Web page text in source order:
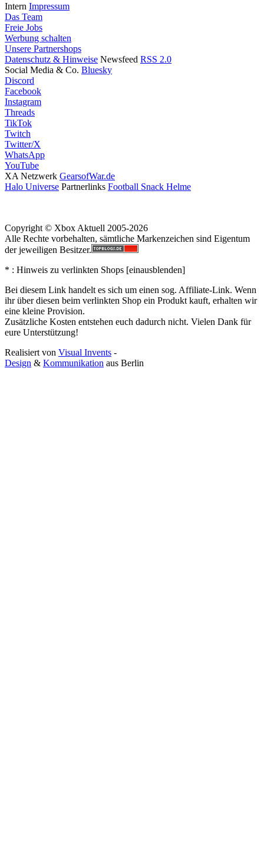
Intern Impressum
Das Team
Freie Jobs
Werbung schalten
Unsere Partnershops
Datenschutz & Hinweise Newsfeed RSS 2.0
Social Media & Co. Bluesky
Discord
Facebook
Instagram
Threads
TikTok
Twitch
Twitter/X
WhatsApp
YouTube
XA Netzwerk GearsofWar.de
Halo Universe Partnerlinks Football Snack Helme
Copyright © Xbox Aktuell 2005-2026
Alle Rechte vorbehalten, sämtliche Markenzeichen sind Eigentum
der jeweiligen Besitzer.
* : Hinweis zu verlinkten Shops [einausblenden]
Bei diesem Link handelt es sich um einen sog. Affiliate-Link. Wenn
ihr über diesen beim verlinkten Shop ein Produkt kauft, erhalten wir
eine kleine Provision.
Zusätzliche Kosten entstehen euch dadurch nicht. Vielen Dank für
eure Unterstützung!
Realisiert von Visual Invents -
Design & Kommunikation aus Berlin